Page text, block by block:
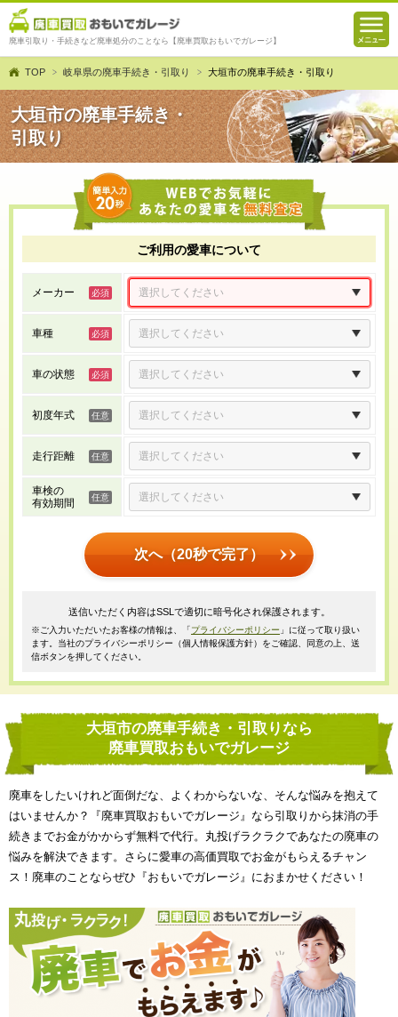
廃車引取り・手続きなど廃車処分のことなら【廃車買取おもいでガレージ】
TOP 岐阜県の廃車手続き・引取り 大垣市の廃車手続き・引取り
大垣市の廃車手続き・
引取り
ご利用の愛車について
メーカー
車種
車の状態
初度年式
走行距離
車検の
有効期間
次へ（20秒で完了）
送信いただく内容はSSLで適切に暗号化され保護されます。
※ご入力いただいたお客様の情報は、「プライバシーポリシー 」に従って取り扱い
ます。当社のプライバシーポリシー（個人情報保護方針）をご確認、同意の上、送
信ボタンを押してください。
大垣市の廃車手続き・引取りなら
廃車買取おもいでガレージ
廃車をしたいけれど面倒だな、よくわからないな、そんな悩みを抱えて
はいませんか？『廃車買取おもいでガレージ』なら引取りから抹消の手
続きまでお金がかからず無料で代行。丸投げラクラクであなたの廃車の
悩みを解決できます。さらに愛車の高価買取でお金がもらえるチャン
ス！廃車のことならぜひ『おもいでガレージ』におまかせください！